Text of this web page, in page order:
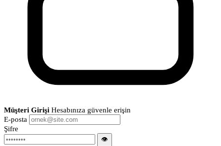
Müşteri Girişi Hesabınıza güvenle erişin
E-posta
Şifre
👁